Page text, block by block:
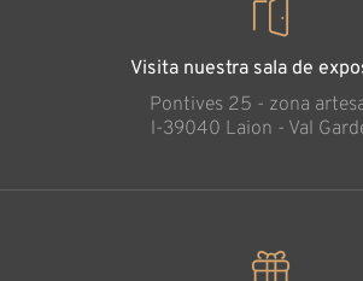
Visita nuestra sala de
Pontives 25 - zona
l-39040 Laion - Val